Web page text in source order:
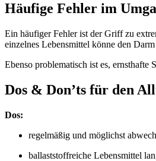
Häufige Fehler im
Ein häufiger Fehler ist der Griff zu
einzelnes Lebensmittel könne den
Ebenso problematisch ist es, ernsthafte
Dos & Don’ts für den
Dos:
regelmäßig und möglichst
ballaststoffreiche Lebensmittel